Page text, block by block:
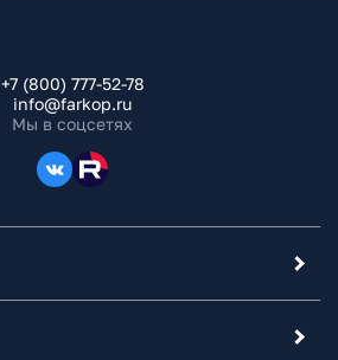
+7 (800) 777-52-78
info@farkop.ru
Мы в соцсетях